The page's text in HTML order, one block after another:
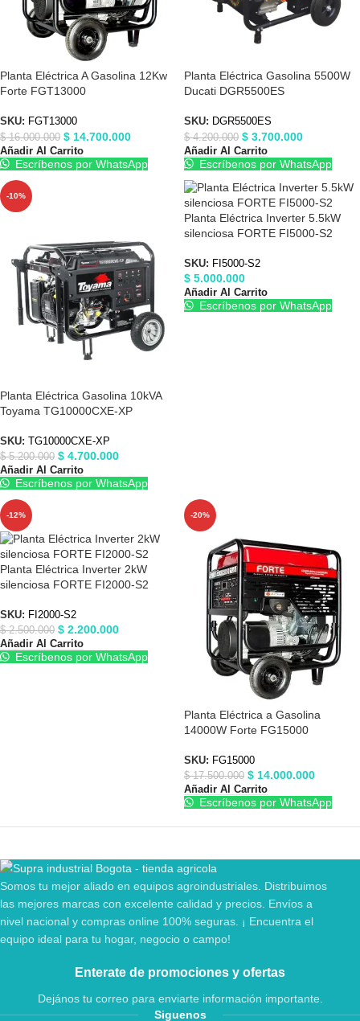
Planta Eléctrica A Gasolina 12Kw
Forte FGT13000
SKU: FGT13000
$16.000.000 $ 14.700.000
Añadir Al Carrito
Escríbenos por WhatsApp
Planta Eléctrica Gasolina 5500W
Ducati DGR5500ES
SKU: DGR5500ES
$4.200.000 $ 3.700.000
Añadir Al Carrito
Escríbenos por WhatsApp
-10%
Planta Eléctrica Gasolina 10kVA
Toyama TG10000CXE-XP
SKU:
TG10000CXE-XP
$5.200.000 $ 4.700.000
Añadir Al Carrito
Escríbenos por WhatsApp
Planta Eléctrica Inverter 5.5kW
silenciosa FORTE FI5000-S2
SKU: FI5000-S2
$ 5.000.000
Añadir Al Carrito
Escríbenos por WhatsApp
-12%
Planta Eléctrica Inverter 2kW
silenciosa FORTE FI2000-S2
SKU: FI2000-S2
$2.500.000 $ 2.200.000
Añadir Al Carrito
Escríbenos por WhatsApp
-20%
Planta Eléctrica a Gasolina
14000W Forte FG15000
SKU: FG15000
$17.500.000 $ 14.000.000
Añadir Al Carrito
Escríbenos por WhatsApp
Somos tu mejor aliado en equipos agroindustriales. Distribuimos
las mejores marcas con excelente calidad y precios. Envíos a
nivel nacional y compras online 100% seguras. ¡ Encuentra el
equipo ideal para tu hogar, negocio o campo!
Enterate de promociones y ofertas
Dejános tu correo para enviarte información importante.
Siguenos